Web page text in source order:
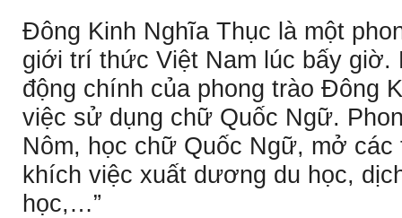
Ðông Kinh Nghĩa Thục là một
giới trí thức Việt Nam lúc bấy giờ.
động chính của phong trào Ðông
việc sử dụng chữ Quốc Ngữ.
Nôm, học chữ Quốc Ngữ, mở
khích việc xuất dương du học,
học,…”